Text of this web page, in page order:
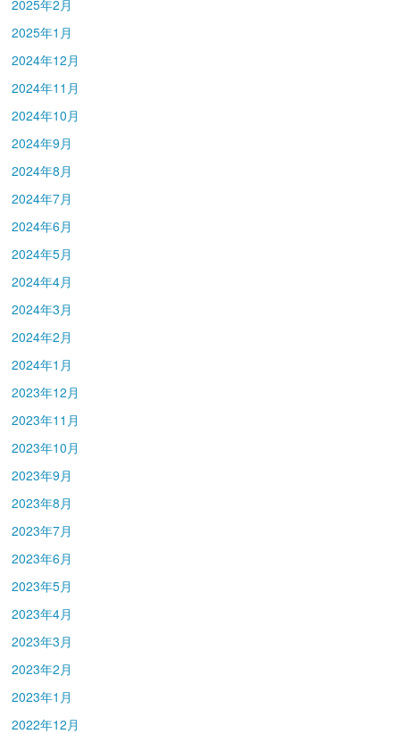
2025年2月
2025年1月
2024年12月
2024年11月
2024年10月
2024年9月
2024年8月
2024年7月
2024年6月
2024年5月
2024年4月
2024年3月
2024年2月
2024年1月
2023年12月
2023年11月
2023年10月
2023年9月
2023年8月
2023年7月
2023年6月
2023年5月
2023年4月
2023年3月
2023年2月
2023年1月
2022年12月